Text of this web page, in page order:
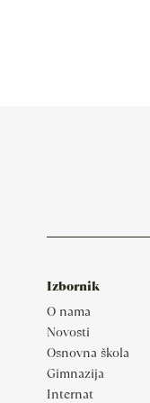
Izbornik
O nama
Novosti
Osnovna škola
Gimnazija
Internat